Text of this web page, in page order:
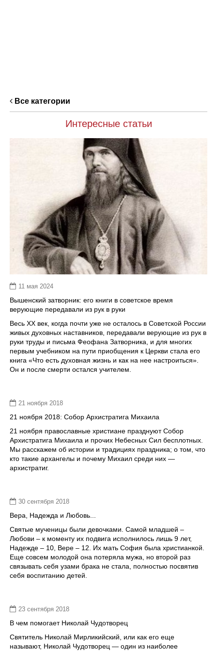
Все категории
Интересные статьи
11 мая 2024
Вышенский затворник: его книги в советское время
верующие передавали из рук в руки
Весь XX век, когда почти уже не осталось в Советской России
живых духовных наставников, передавали верующие из рук в
руки труды и письма Феофана Затворника, и для многих
первым учебником на пути приобщения к Церкви стала его
книга «Что есть духовная жизнь и как на нее настроиться».
Он и после смерти остался учителем.
21 ноября 2018
21 ноября 2018: Собор Архистратига Михаила
21 ноября православные христиане празднуют Собор
Архистратига Михаила и прочих Небесных Сил бесплотных.
Мы расскажем об истории и традициях праздника; о том, что
кто такие архангелы и почему Михаил среди них —
архистратиг.
30 сентября 2018
Вера, Надежда и Любовь...
Святые мученицы были девочками. Самой младшей –
Любови – к моменту их подвига исполнилось лишь 9 лет,
Надежде – 10, Вере – 12. Их мать София была христианкой.
Еще совсем молодой она потеряла мужа, но второй раз
связывать себя узами брака не стала, полностью посвятив
себя воспитанию детей.
23 сентября 2018
В чем помогает Николай Чудотворец
Святитель Николай Мирликийский, или как его еще
называют, Николай Чудотворец — один из наиболее